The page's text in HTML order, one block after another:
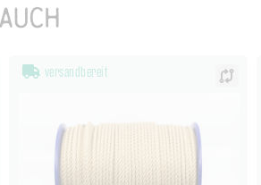
versandbereit